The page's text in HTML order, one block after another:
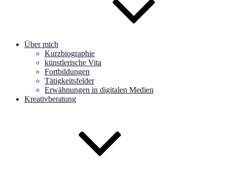
Über mich
Kurzbiographie
künstlerische Vita
Fortbildungen
Tätigkeitsfelder
Erwähnungen in digitalen Medien
Kreativberatung